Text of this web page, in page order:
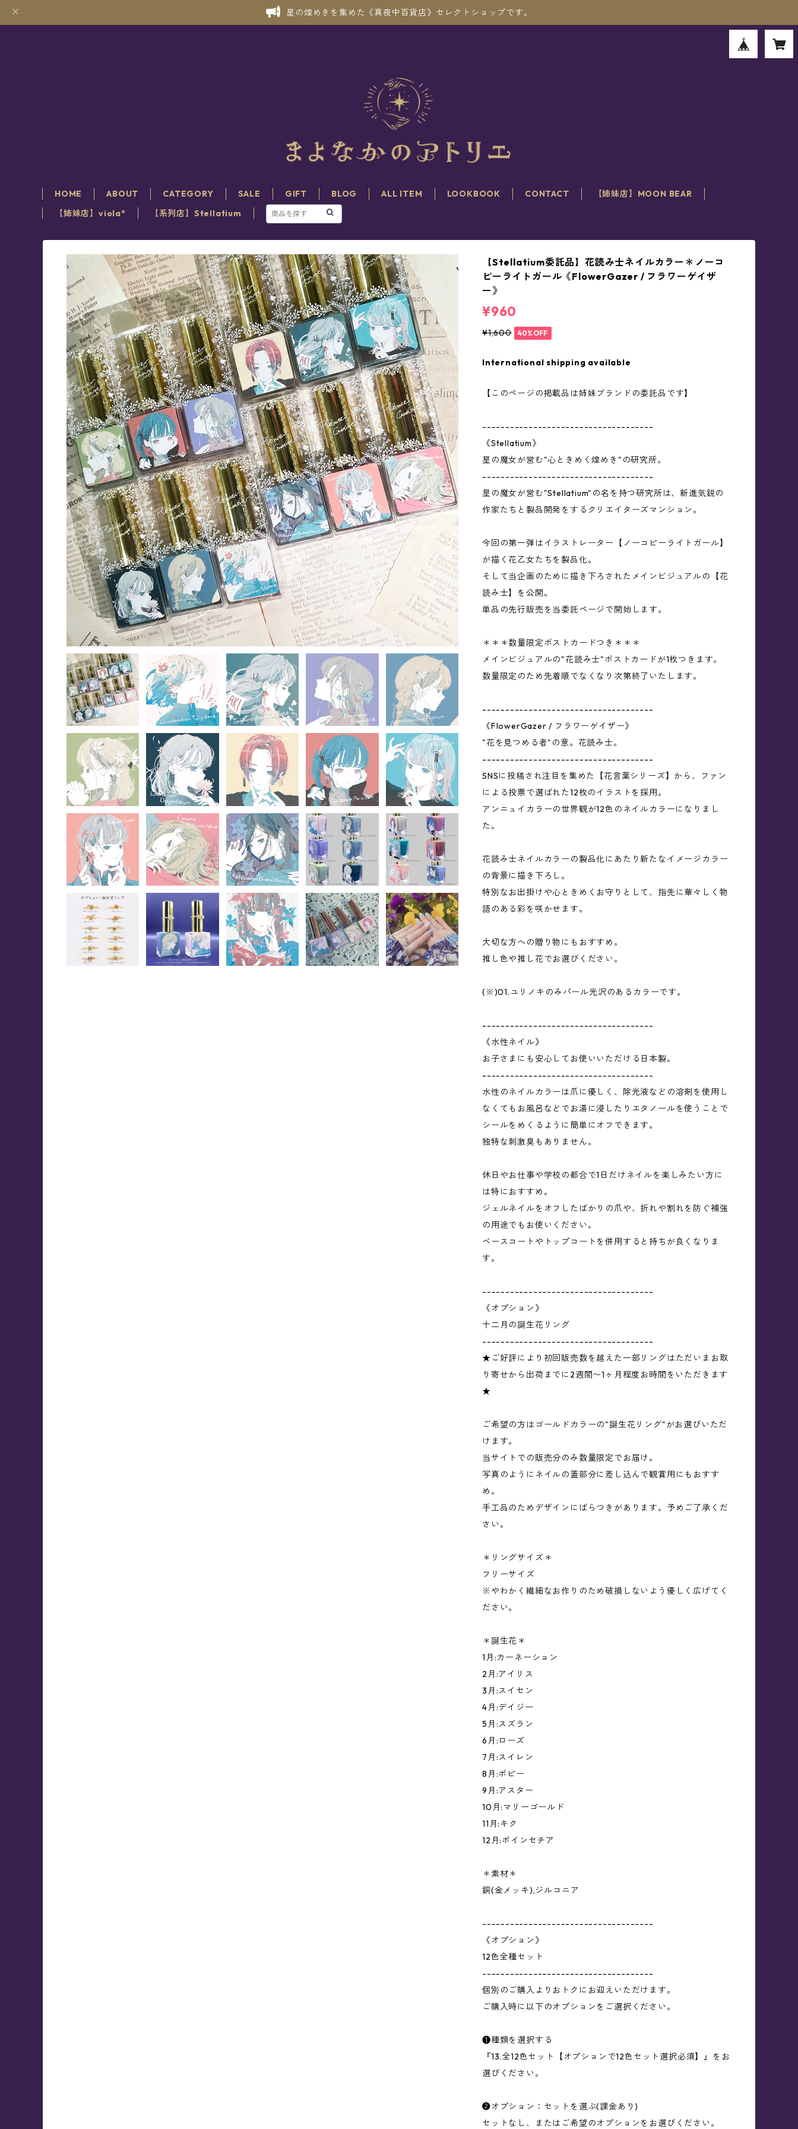
星の煌めきを集めた《真夜中百貨店》セレクトショップです。
HOME ABOUT CATEGORY SALE GIFT BLOG ALL ITEM LOOKBOOK CONTACT
【姉妹店】MOON BEAR
【姉妹店】viola*
【系列店】Stellatium
【Stellatium委託品】花読み士ネイルカラー＊ノーコ
ピーライトガール《FlowerGazer / フラワーゲイザ
ー》
¥960
¥1,600 40%OFF
International shipping available
【このページの掲載品は姉妹ブランドの委託品です】
-------------------------------------
《Stellatium》
星の魔女が営む"心ときめく煌めき"の研究所。
-------------------------------------
星の魔女が営む"Stellatium"の名を持つ研究所は、新進気鋭の
作家たちと製品開発をするクリエイターズマンション。
今回の第一弾はイラストレーター【ノーコピーライトガール】
が描く花乙女たちを製品化。
そして当企画のために描き下ろされたメインビジュアルの【花
読み士】を公開。
単品の先行販売を当委託ページで開始します。
＊＊＊数量限定ポストカードつき＊＊＊
メインビジュアルの"花読み士"ポストカードが1枚つきます。
数量限定のため先着順でなくなり次第終了いたします。
-------------------------------------
《FlowerGazer / フラワーゲイザー》
"花を見つめる者"の意。花読み士。
-------------------------------------
SNSに投稿され注目を集めた【花言葉シリーズ】から、ファン
による投票で選ばれた12枚のイラストを採用。
アンニュイカラーの世界観が12色のネイルカラーになりまし
た。
花読み士ネイルカラーの製品化にあたり新たなイメージカラー
の背景に描き下ろし。
特別なお出掛けや心ときめくお守りとして、指先に華々しく物
語のある彩を咲かせます。
大切な方への贈り物にもおすすめ。
推し色や推し花でお選びください。
(※)01.ユリノキのみパール光沢のあるカラーです。
-------------------------------------
《水性ネイル》
お子さまにも安心してお使いいただける日本製。
-------------------------------------
水性のネイルカラーは爪に優しく、除光液などの溶剤を使用し
なくてもお風呂などでお湯に浸したりエタノールを使うことで
シールをめくるように簡単にオフできます。
独特な刺激臭もありません。
休日やお仕事や学校の都合で1日だけネイルを楽しみたい方に
は特におすすめ。
ジェルネイルをオフしたばかりの爪や、折れや割れを防ぐ補強
の用途でもお使いください。
ベースコートやトップコートを併用すると持ちが良くなりま
す。
-------------------------------------
《オプション》
十二月の誕生花リング
-------------------------------------
★ご好評により初回販売数を越えた一部リングはただいまお取
り寄せから出荷までに2週間〜1ヶ月程度お時間をいただきます
★
ご希望の方はゴールドカラーの"誕生花リング"がお選びいただ
けます。
当サイトでの販売分のみ数量限定でお届け。
写真のようにネイルの蓋部分に差し込んで観賞用にもおすす
め。
手工品のためデザインにばらつきがあります。予めご了承くだ
さい。
＊リングサイズ＊
フリーサイズ
※やわかく繊細なお作りのため破損しないよう優しく広げてく
ださい。
＊誕生花＊
1月:カーネーション
2月:アイリス
3月:スイセン
4月:デイジー
5月:スズラン
6月:ローズ
7月:スイレン
8月:ポピー
9月:アスター
10月:マリーゴールド
11月:キク
12月:ポインセチア
＊素材＊
銅(金メッキ),ジルコニア
-------------------------------------
《オプション》
12色全種セット
-------------------------------------
個別のご購入よりおトクにお迎えいただけます。
ご購入時に以下のオプションをご選択ください。
❶種類を選択する
『13.全12色セット【オプションで12色セット選択必須】』をお
選びください。
❷オプション：セットを選ぶ(課金あり)
セットなし、またはご希望のオプションをお選びください。